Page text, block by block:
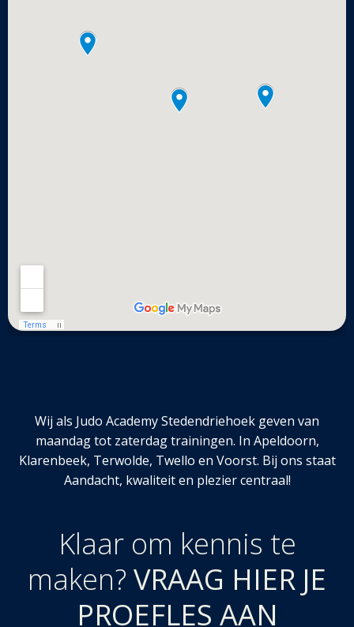
Wij als Judo Academy Stedendriehoek geven van
maandag tot zaterdag trainingen. In Apeldoorn,
Klarenbeek, Terwolde, Twello en Voorst. Bij ons staat
Aandacht, kwaliteit en plezier centraal!
Klaar om kennis te
maken? VRAAG HIER JE
PROEFLES AAN